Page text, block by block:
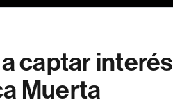
captar interés
Muerta